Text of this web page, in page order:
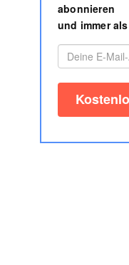
abonnieren
und immer